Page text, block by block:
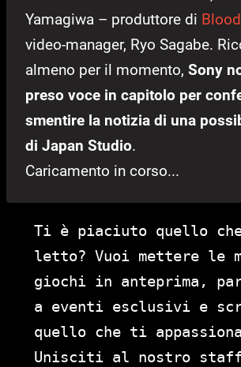
Yamagiwa – produttore di
video-manager, Ryo Sagabe.
almeno per il momento, Sony
preso voce in capitolo per
smentire la notizia di una
di Japan Studio.
Caricamento in corso...
Ti è piaciuto quello
letto? Vuoi mettere le
giochi in anteprima,
a eventi esclusivi e
quello che ti
Unisciti al nostro